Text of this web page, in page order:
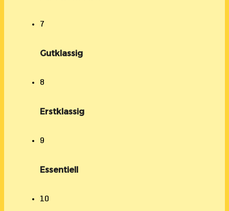
7
Gutklassig
8
Erstklassig
9
Essentiell
10